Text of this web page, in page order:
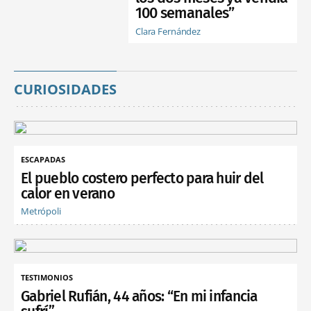
100 semanales”
Clara Fernández
CURIOSIDADES
ESCAPADAS
El pueblo costero perfecto para huir del
calor en verano
Metrópoli
TESTIMONIOS
Gabriel Rufián, 44 años: “En mi infancia